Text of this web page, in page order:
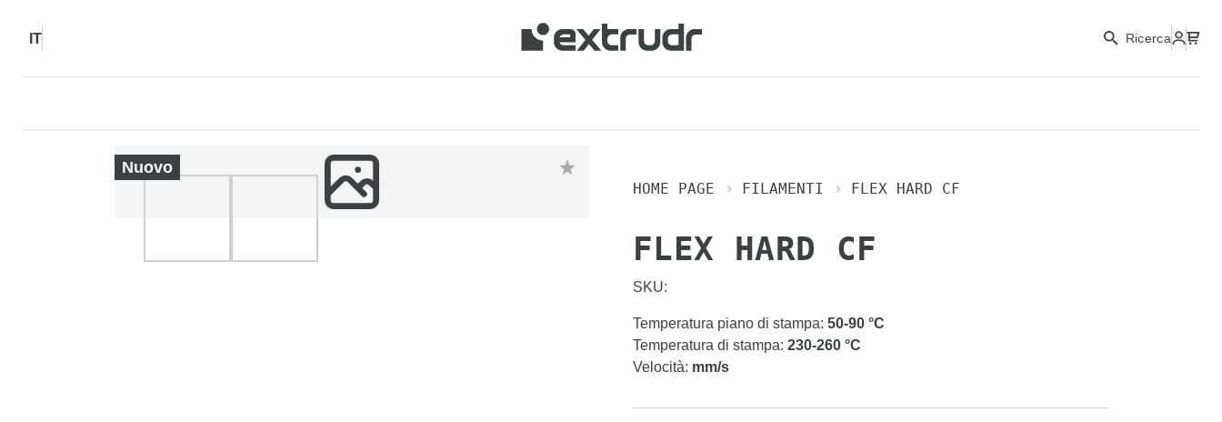
IT Ricerca
Nuovo
HOME PAGE FILAMENTI FLEX HARD CF
FLEX HARD CF
SKU:
Temperatura piano di stampa: 50-90 °C
Temperatura di stampa: 230-260 °C
Velocità: mm/s